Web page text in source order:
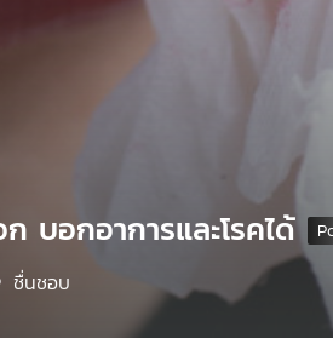
บอกอาการและโรคได้
ชื่นชอบ